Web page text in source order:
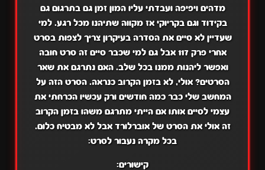
מדהים ויפיפה ועבדתי עליו המון זמן גם בתרגום גם
בקידוד וגם בקריוקי אז מקווה שתיהנו מכל רגע. למי
שעדיין לא סיים את הסדרה בעיקרון צריך לצפות בסרט
אחרי פרק 117 אבל גם למי שכבר סיים זה סרט חובה
ואפשר ליהנות ממנו בכל שלב. האם נתרגם את שאר
הסרטים? אולי, לא בזמן הקרוב כנראה. הסרט הזה על
המחשב שלי כבר כמה חודשים ורק עכשיו הכרחתי את
עצמי לסיים אותו אם הייתי מתרגם משהו בזמן הקרוב
זה אולי את הסרט של אוברלורד אבל לא מבטיח כלום.
בכל מקרה נעבור לסרט:
קישורים: